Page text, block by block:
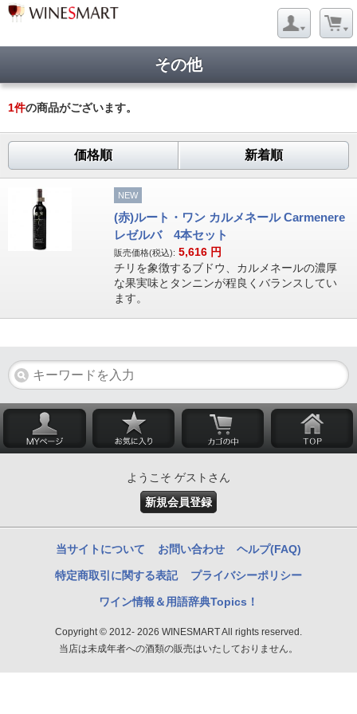
その他
1件の商品がございます。
価格順 新着順
NEW
(赤)ルート・ワン カルメネール Carmenere
レゼルバ 4本セット
販売価格(税込): 5,616 円
チリを象徴するブドウ、カルメネールの濃厚
な果実味とタンニンが程良くバランスしてい
ます。
ようこそ ゲストさん
新規会員登録
当サイトについて お問い合わせ ヘルプ(FAQ)
特定商取引に関する表記 プライバシーポリシー
ワイン情報＆用語辞典Topics！
Copyright © 2012- 2026 WINESMART All rights reserved.
当店は未成年者への酒類の販売はいたしておりません。